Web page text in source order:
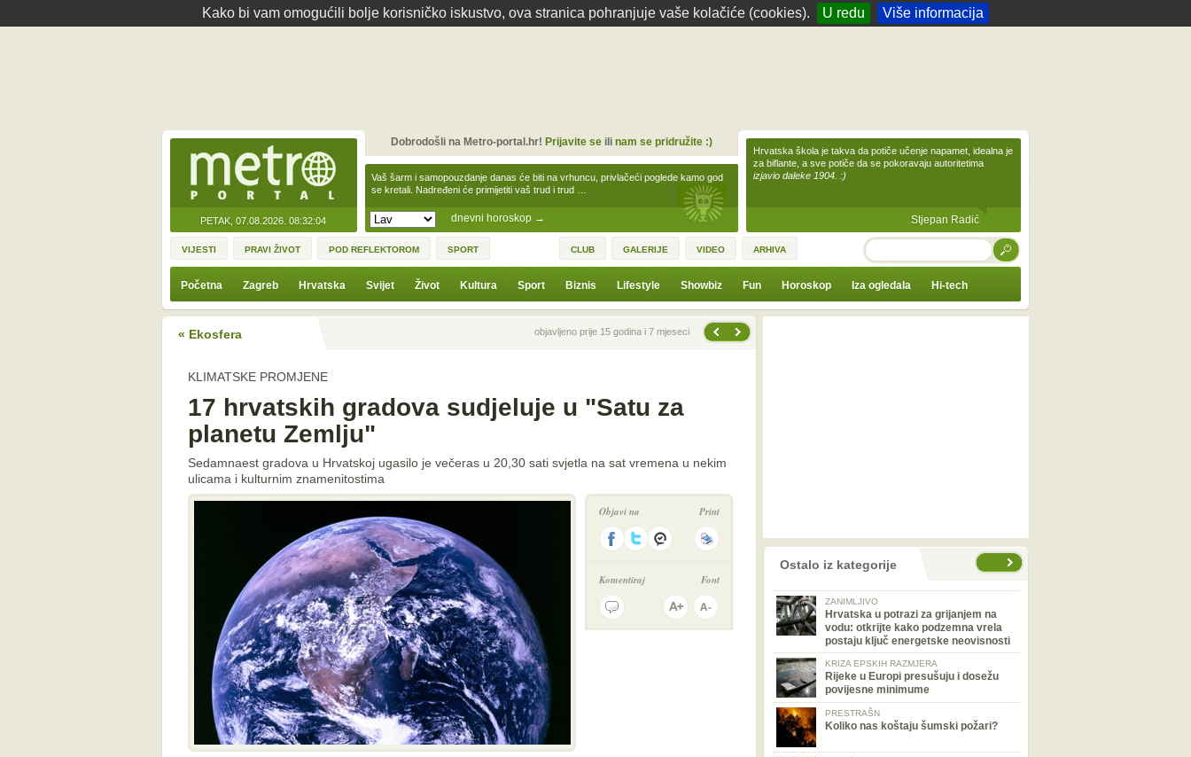
Kako bi vam omogućili bolje korisničko iskustvo, ova stranica pohranjuje vaše kolačiće (cookies). U redu Više informacija
PETAK, 07.08.2026. 08:32:04 dnevni horoskop →
Vaš šarm i samopouzdanje danas će biti na vrhuncu, privlačeći poglede kamo god
se kretali. Nadređeni će primijetiti vaš trud i trud …
Dobrodošli na Metro-portal.hr! Prijavite seili nam se pridružite :)
Hrvatska škola je takva da potiče učenje napamet, idealna je
za biflante, a sve potiče da se pokoravaju autoritetima
izjavio daleke 1904. :)
Stjepan Radić
VIJESTI PRAVI ŽIVOT POD REFLEKTOROM SPORT CLUB GALERIJE VIDEO ARHIVA TRAŽI
Početna Zagreb Hrvatska Svijet Život Kultura Sport Biznis Lifestyle Showbiz Fun Horoskop Iza ogledala Hi-tech
« Ekosfera Prethodna vijestobjavljeno prije 15 godina i 7 mjeseci
KLIMATSKE PROMJENE
17 hrvatskih gradova sudjeluje u "Satu za
planetu Zemlju"
Sedamnaest gradova u Hrvatskoj ugasilo je večeras u 20,30 sati svjetla na sat vremena u nekim
ulicama i kulturnim znamenitostima
Objavi na Print
Komentiraj Font
Ostalo iz kategorije
ZANIMLJIVO
Hrvatska u potrazi za grijanjem na
vodu: otkrijte kako podzemna vrela
postaju ključ energetske neovisnosti
KRIZA EPSKIH RAZMJERA
Rijeke u Europi presušuju i dosežu
povijesne minimume
PRESTRAŠN
Koliko nas koštaju šumski požari?